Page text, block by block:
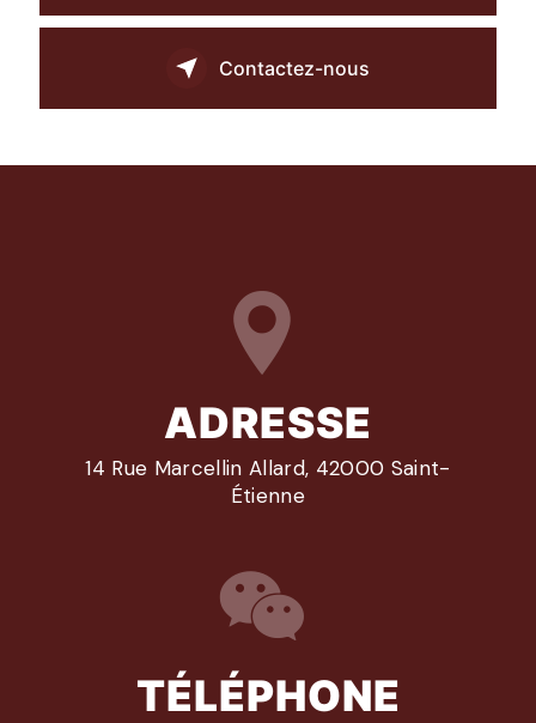
Contactez-nous
ADRESSE
14 Rue Marcellin Allard, 42000 Saint-
Étienne
TÉLÉPHONE